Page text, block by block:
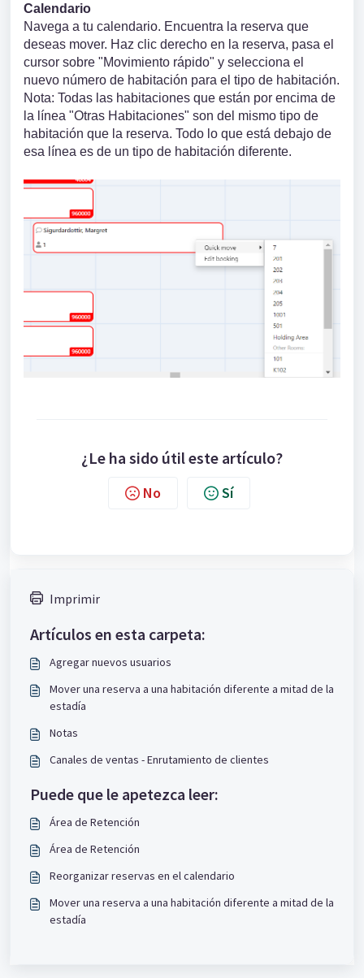
Calendario
Navega a tu calendario. Encuentra la reserva que
deseas mover. Haz clic derecho en la reserva, pasa el
cursor sobre "Movimiento rápido" y selecciona el
nuevo número de habitación para el tipo de habitación.
Nota: Todas las habitaciones que están por encima de
la línea "Otras Habitaciones" son del mismo tipo de
habitación que la reserva. Todo lo que está debajo de
esa línea es de un tipo de habitación diferente.
¿Le ha sido útil este artículo?
No Sí
Imprimir
Artículos en esta carpeta:
Agregar nuevos usuarios
Mover una reserva a una habitación diferente a mitad de la
estadía
Notas
Canales de ventas - Enrutamiento de clientes
Puede que le apetezca leer:
Área de Retención
Área de Retención
Reorganizar reservas en el calendario
Mover una reserva a una habitación diferente a mitad de la
estadía